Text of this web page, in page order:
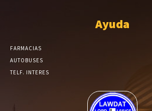
Ayuda
FARMACIAS
AUTOBUSES
TELF. INTERES